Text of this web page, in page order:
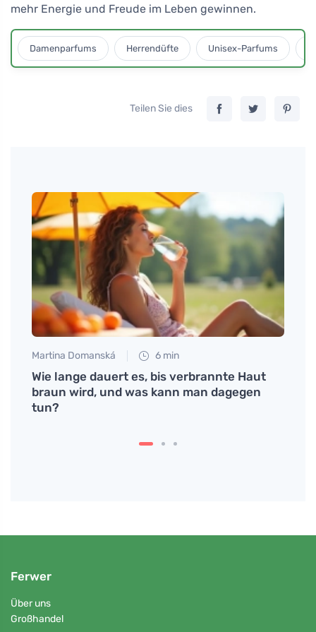
mehr Energie und Freude im Leben gewinnen.
Damenparfums Herrendüfte Unisex-Parfums
Teilen Sie dies
Martina Domanská 6 min
Wie lange dauert es, bis verbrannte Haut
braun wird, und was kann man dagegen
tun?
Ferwer
Über uns
Großhandel